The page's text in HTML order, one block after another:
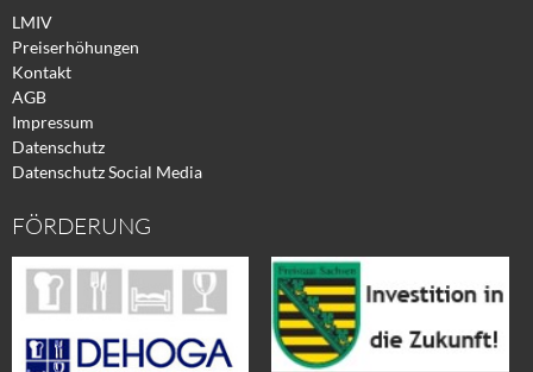
LMIV
Preiserhöhungen
Kontakt
AGB
Impressum
Datenschutz
Datenschutz Social Media
FÖRDERUNG